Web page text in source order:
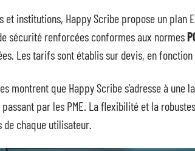
et institutions, Happy Scribe propose un plan
sécurité renforcées conformes aux normes
Les tarifs sont établis sur devis, en
montrent que Happy Scribe s’adresse à une
par les PME. La flexibilité et la
chaque utilisateur.